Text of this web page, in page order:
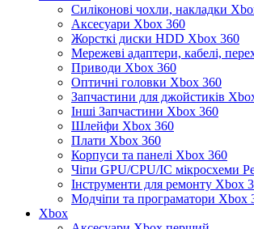
Силіконові чохли, накладки
Аксесуари Xbox 360
Жорсткі диски HDD Xbox 360
Мережеві адаптери, кабелі,
Приводи Xbox 360
Оптичні головки Xbox 360
Запчастини для джойстиків
Інші Запчастини Xbox 360
Шлейфи Xbox 360
Плати Xbox 360
Корпуси та панелі Xbox 360
Чіпи GPU/CPU/IC мікросхеми
Інструменти для ремонту Xbox
Модчіпи та програматори Xbox
Xbox